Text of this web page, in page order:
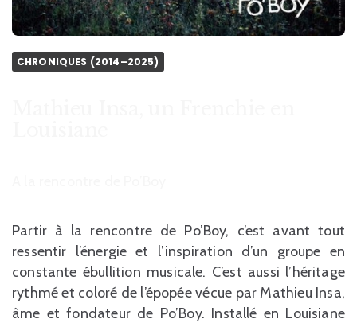
CHRONIQUES (2014–2025)
Partir à la rencontre de Po’Boy, c’est avant tout
ressentir l’énergie et l’inspiration d’un groupe en
constante ébullition musicale. C’est aussi l’héritage
rythmé et coloré de l’épopée vécue par Mathieu Insa,
âme et fondateur de Po’Boy. Installé en Louisiane